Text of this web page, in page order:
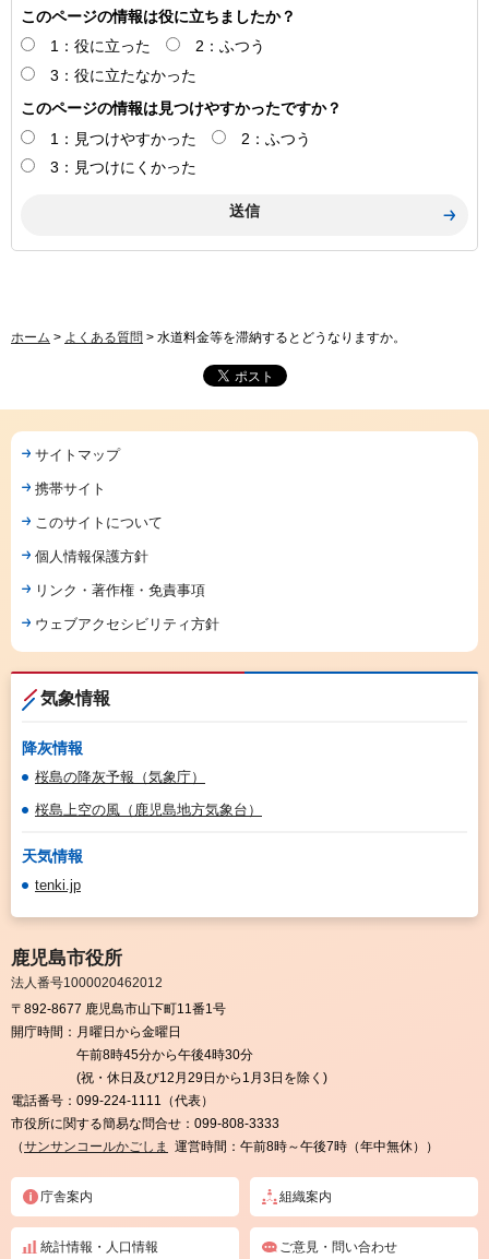
このページの情報は役に立ちましたか？
1：役に立った
2：ふつう
3：役に立たなかった
このページの情報は見つけやすかったですか？
1：見つけやすかった
2：ふつう
3：見つけにくかった
ホーム > よくある質問 > 水道料金等を滞納するとどうなりますか。
サイトマップ
携帯サイト
このサイトについて
個人情報保護方針
リンク・著作権・免責事項
ウェブアクセシビリティ方針
気象情報
降灰情報
桜島の降灰予報（気象庁）
桜島上空の風（鹿児島地方気象台）
天気情報
tenki.jp
鹿児島市役所
法人番号1000020462012
〒892-8677 鹿児島市山下町11番1号
開庁時間： 月曜日から金曜日
午前8時45分から午後4時30分
(祝・休日及び12月29日から1月3日を除く)
電話番号： 099-224-1111（代表）
市役所に関する簡易な問合せ： 099-808-3333
（サンサンコールかごしま 運営時間：午前8時～午後7時（年中無休））
庁舎案内 組織案内
統計情報・人口情報 ご意見・問い合わせ